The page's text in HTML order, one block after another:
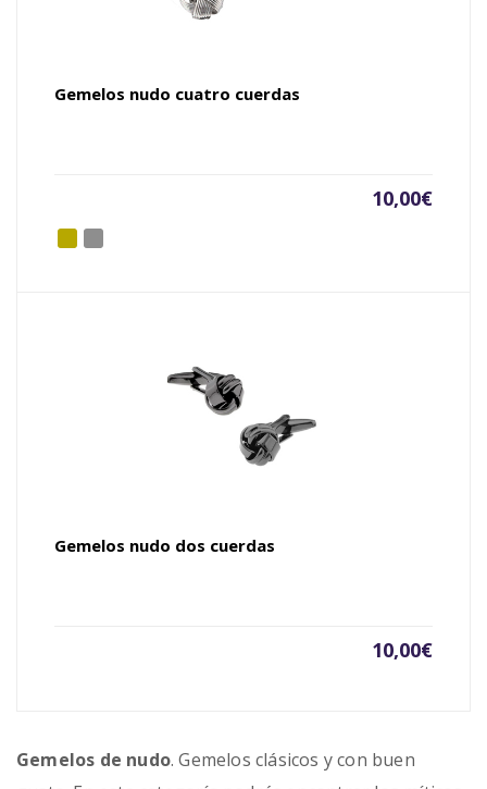
Gemelos nudo cuatro cuerdas
10,00€
Gemelos nudo dos cuerdas
10,00€
Gemelos de nudo. Gemelos clásicos y con buen